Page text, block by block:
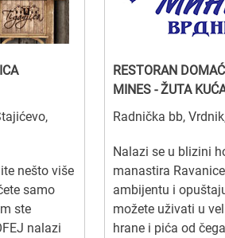
nešto više
samo
ste
nalazi
RESTORAN
MINES - ŽUTA
Radnička bb,
Nalazi se u blizini
manastira
ambijentu i
možete uživati u
hrane i pića od